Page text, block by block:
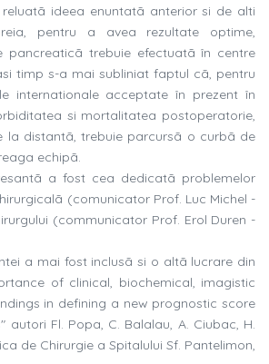
ideea enuntatã anterior si de alti
pentru a avea rezultate optime,
pancreaticã trebuie efectuatã în centre
timp s-a mai subliniat faptul cã, pentru
internationale acceptate în prezent în
si mortalitatea postoperatorie,
la distantã, trebuie parcursã o curbã de
echipã.
a fost cea dedicatã problemelor
(comunicator Prof. Luc Michel -
(communicator Prof. Erol Duren -
a mai fost inclusã si o altã lucrare din
of clinical, biochemical, imagistic
in defining a new prognostic score
autori Fl. Popa, C. Balalau, A. Ciubac, H.
de Chirurgie a Spitalului Sf. Pantelimon,